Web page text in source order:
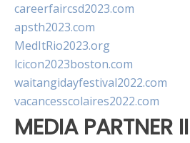
careerfaircsd2023.com
apsth2023.com
MedItRio2023.org
lcicon2023boston.com
waitangidayfestival2022.com
vacancesscolaires2022.com
MEDIA PARTNER II